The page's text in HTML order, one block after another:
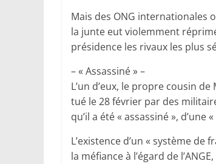
Mais des ONG internationales
la junte eut violemment
présidence les rivaux les plus
– « Assassiné » –
L’un d’eux, le propre cousin
tué le 28 février par des
qu’il a été « assassiné »,
L’existence d’un « système
la méfiance à l’égard de